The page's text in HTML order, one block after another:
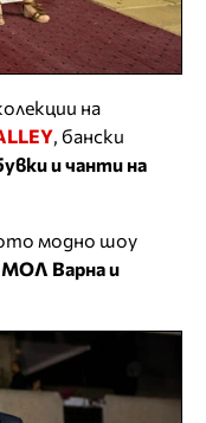
на
, бански
и чанти на
модно шоу
МОЛ Варна и